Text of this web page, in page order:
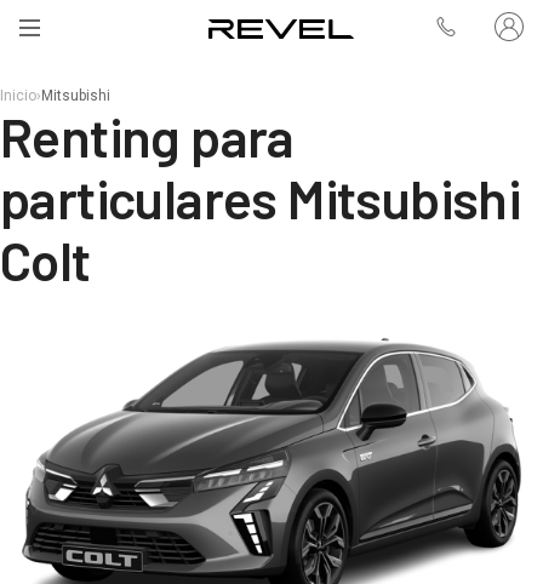
Inicio› Mitsubishi
Renting para
particulares Mitsubishi
Colt